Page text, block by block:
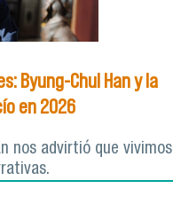
Byung-Chul Han y la
en 2026
nos advirtió que vivimos